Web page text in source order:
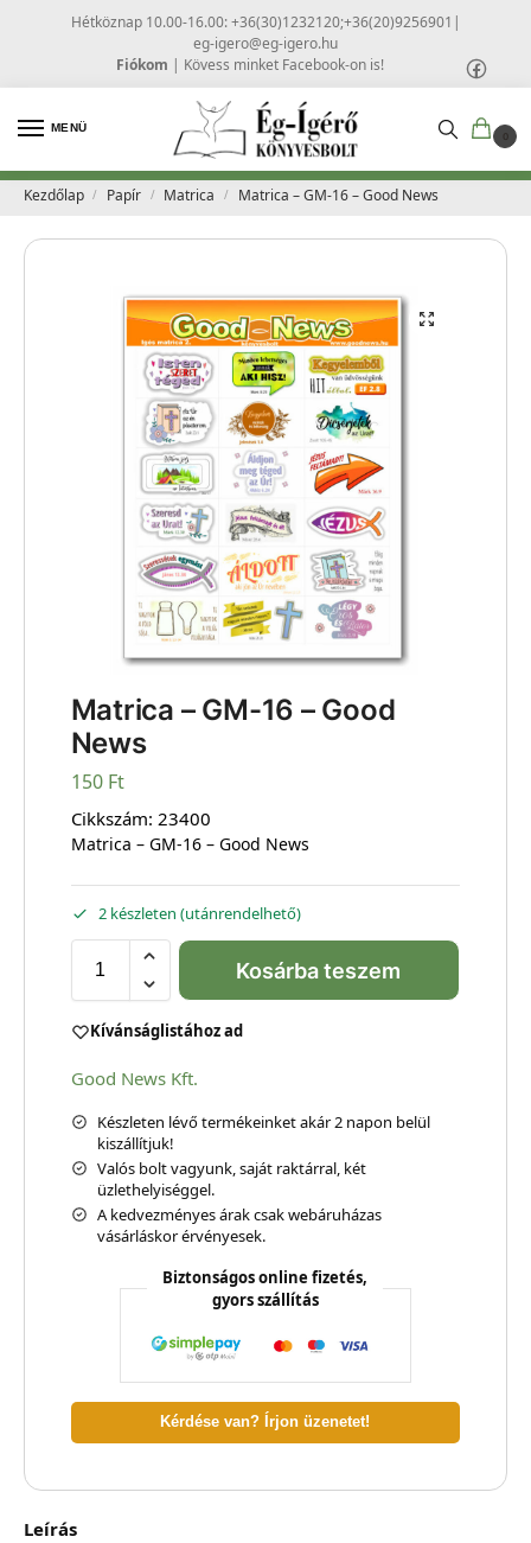
Hétköznap 10.00-16.00: +36(30)1232120;+36(20)9256901 |
eg-igero@eg-igero.hu
Fiókom | Kövess minket Facebook-on is!
MENÜ
0
Kezdőlap / Papír / Matrica / Matrica – GM-16 – Good News
Matrica – GM-16 – Good
News
150 Ft
Cikkszám: 23400
Matrica – GM-16 – Good News
2 készleten (utánrendelhető)
Kosárba teszem
Kívánságlistához ad
Good News Kft.
Készleten lévő termékeinket akár 2 napon belül
kiszállítjuk!
Valós bolt vagyunk, saját raktárral, két
üzlethelyiséggel.
A kedvezményes árak csak webáruházas
vásárláskor érvényesek.
Biztonságos online fizetés,
gyors szállítás
Kérdése van? Írjon üzenetet!
Leírás